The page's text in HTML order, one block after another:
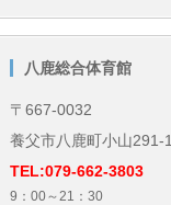
八鹿総合体育館
〒667-0032
養父市八鹿町小山291-1
TEL:079-662-3803
9：00～21：30